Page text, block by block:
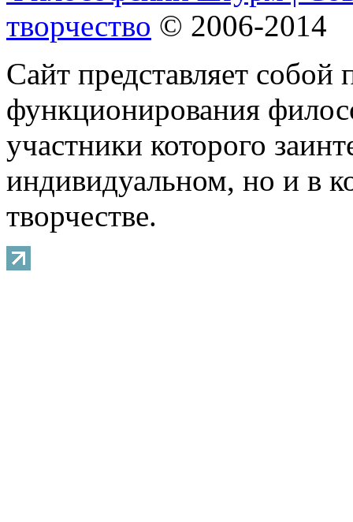
творчество © 2006-2014
Сайт представляет собой
функционирования
участники которого
индивидуальном, но и в
творчестве.